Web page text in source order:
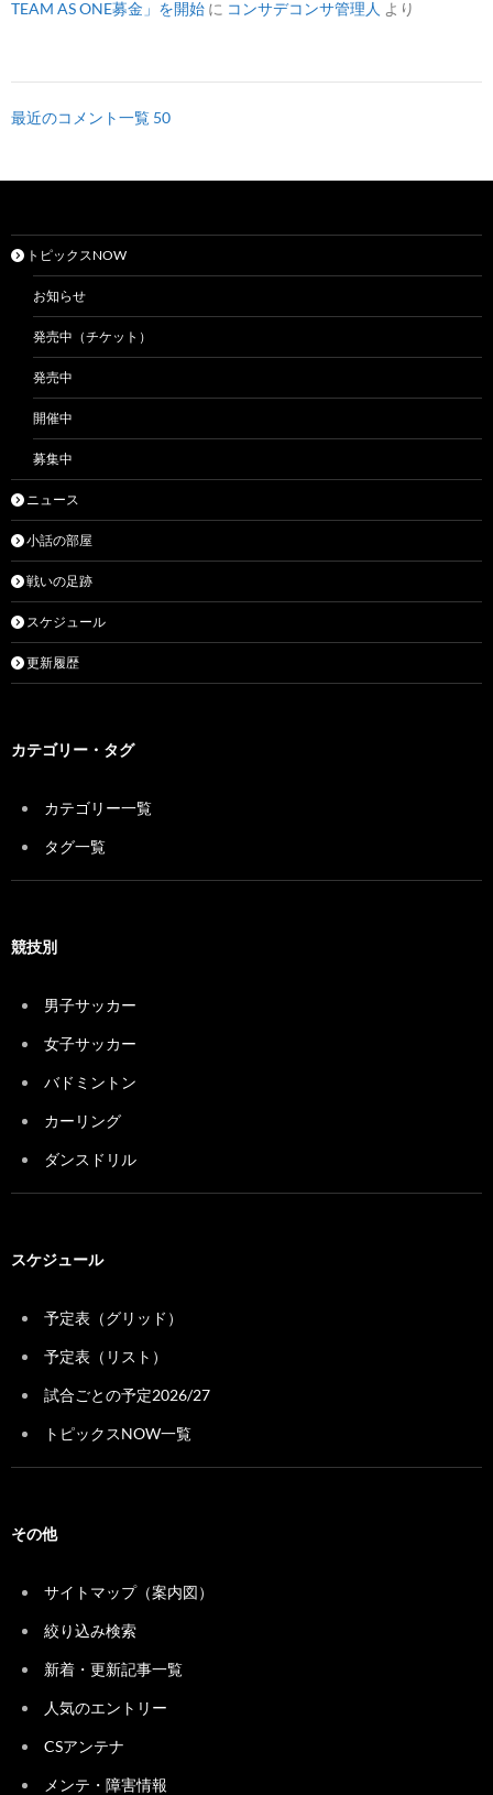
TEAM AS ONE募金」を開始 に コンサデコンサ管理人 より
最近のコメント一覧 50
トピックスNOW
お知らせ
発売中（チケット）
発売中
開催中
募集中
ニュース
小話の部屋
戦いの足跡
スケジュール
更新履歴
カテゴリー・タグ
カテゴリー一覧
タグ一覧
競技別
男子サッカー
女子サッカー
バドミントン
カーリング
ダンスドリル
スケジュール
予定表（グリッド）
予定表（リスト）
試合ごとの予定2026/27
トピックスNOW一覧
その他
サイトマップ（案内図）
絞り込み検索
新着・更新記事一覧
人気のエントリー
CSアンテナ
メンテ・障害情報